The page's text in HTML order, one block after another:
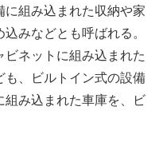
組み込まれた収納や家
みなどとも呼ばれる。
ネットに組み込まれた
、ビルトイン式の設備
み込まれた車庫を、ビ